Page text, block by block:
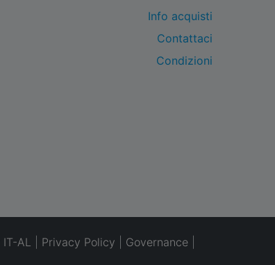
Info acquisti
Contattaci
Condizioni
IT-AL Privacy Policy Governance